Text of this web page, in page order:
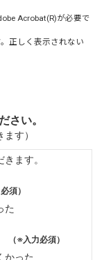
Acrobat(R)が必要で
正しく表示されない